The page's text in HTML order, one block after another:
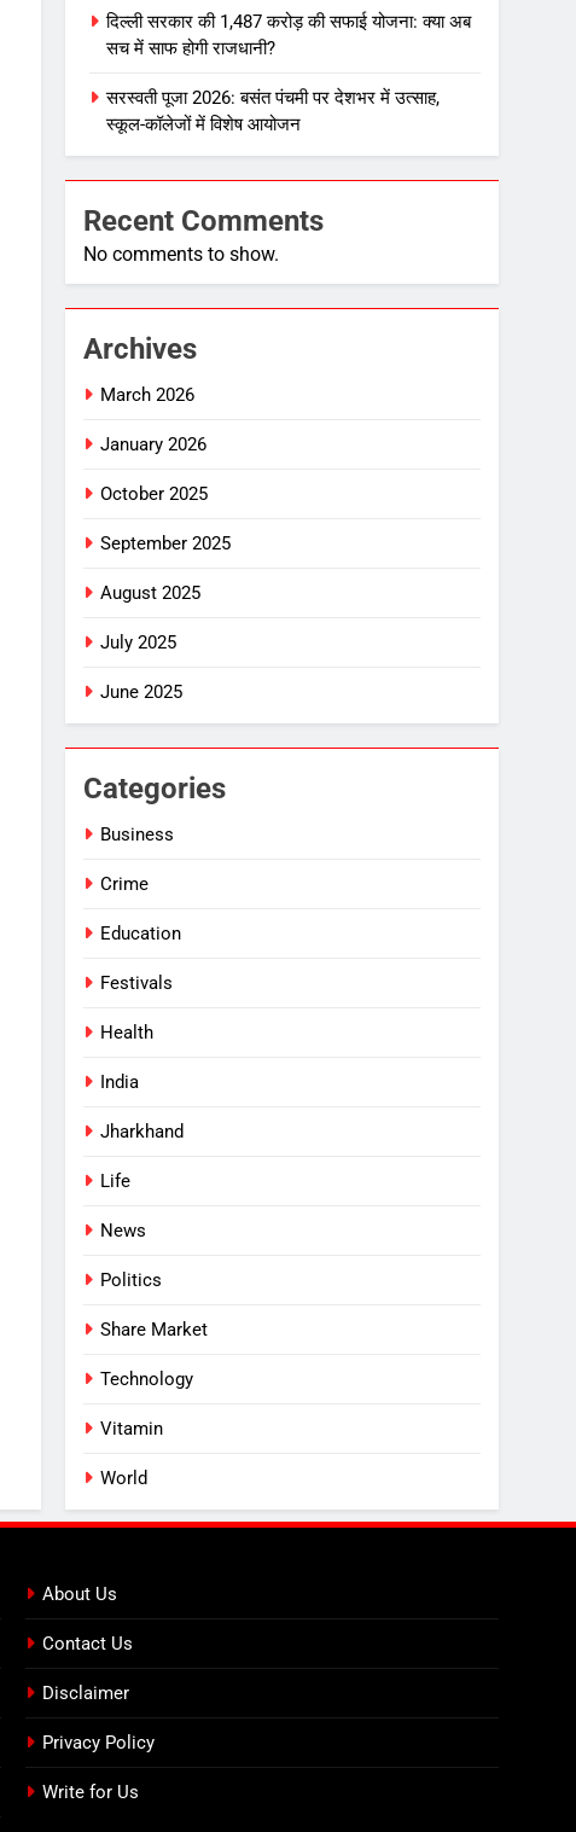
दिल्ली सरकार की 1,487 करोड़ की सफाई योजना: क्या अब
सच में साफ होगी राजधानी?
सरस्वती पूजा 2026: बसंत पंचमी पर देशभर में उत्साह,
स्कूल-कॉलेजों में विशेष आयोजन
Recent Comments
No comments to show.
Archives
March 2026
January 2026
October 2025
September 2025
August 2025
July 2025
June 2025
Categories
Business
Crime
Education
Festivals
Health
India
Jharkhand
Life
News
Politics
Share Market
Technology
Vitamin
World
About Us
Contact Us
Disclaimer
Privacy Policy
Write for Us